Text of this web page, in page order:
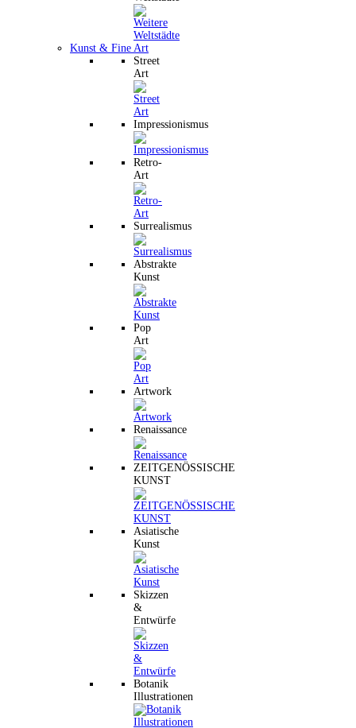
Kunst & Fine Art
Street
Art
Impressionismus
Retro-
Art
Surrealismus
Abstrakte
Kunst
Pop
Art
Artwork
Renaissance
ZEITGENÖSSISCHE
KUNST
Asiatische
Kunst
Skizzen
&
Entwürfe
Botanik
Illustrationen